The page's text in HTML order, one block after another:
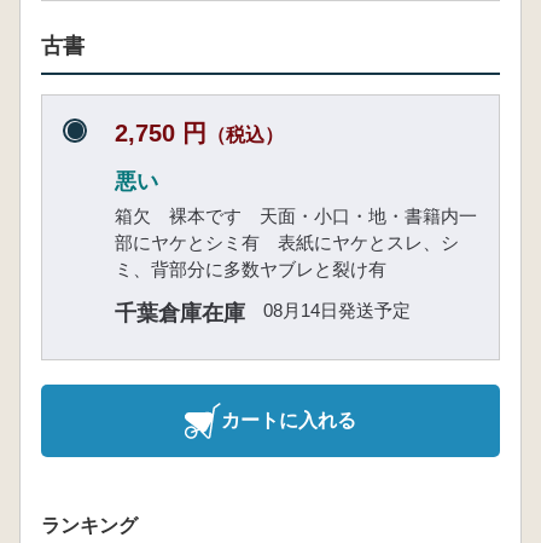
古書
2,750 円 （税込）
悪い
箱欠 裸本です 天面・小口・地・書籍内一
部にヤケとシミ有 表紙にヤケとスレ、シ
ミ、背部分に多数ヤブレと裂け有
千葉倉庫在庫 08月14日発送予定
カートに入れる
ランキング